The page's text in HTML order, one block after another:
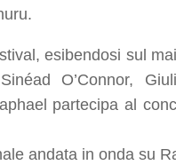
esibendosi sul
O’Connor,
partecipa al
fra i
in onda su